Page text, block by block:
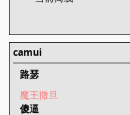
camui
路瑟
魔王撒旦
傻逼